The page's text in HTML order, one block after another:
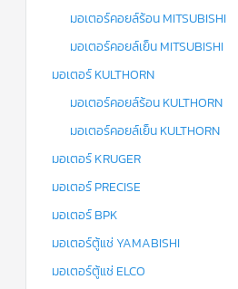
มอเตอร์คอยล์ร้อน MITSUBISHI
มอเตอร์คอยล์เย็น MITSUBISHI
มอเตอร์ KULTHORN
มอเตอร์คอยล์ร้อน KULTHORN
มอเตอร์คอยล์เย็น KULTHORN
มอเตอร์ KRUGER
มอเตอร์ PRECISE
มอเตอร์ BPK
มอเตอร์ตู้แช่ YAMABISHI
มอเตอร์ตู้แช่ ELCO